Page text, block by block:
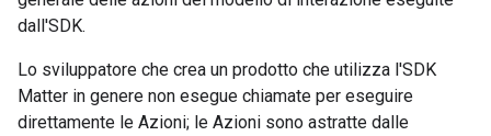
dall'SDK.
Lo sviluppatore che crea un prodotto che utilizza l'SDK
Matter in genere non esegue chiamate per eseguire
direttamente le Azioni; le Azioni sono astratte dalle